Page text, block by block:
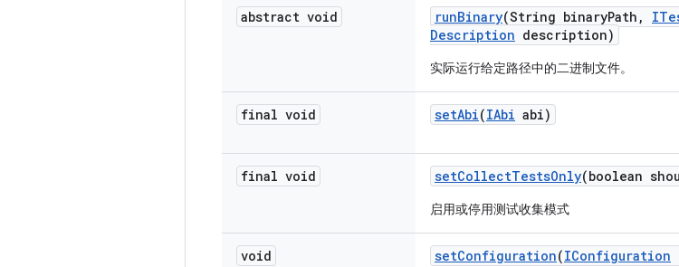
abstract void runBinary(String binaryPath ,
Description description)
实际运行给定路径中的二进制文件。
final void setAbi(IAbi abi)
final void setCollectTestsOnly(boolean
启用或停用测试收集模式
void setConfiguration(IConfiguration